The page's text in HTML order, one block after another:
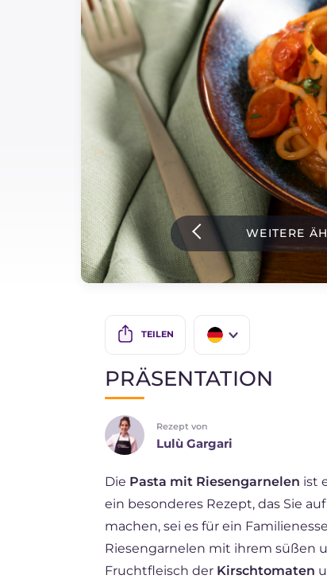
Kuchen und Backwaren
Instagram
YouTube
WEITERE
TEILEN
BR
NL
PRÄSENTATION
Rezept von
Lulù Gargari
Die Pasta mit Riesengarnelen ist
ein besonderes Rezept, das Sie
machen, sei es für ein
Riesengarnelen mit ihrem süßen
Fruchtfleisch der Kirschtomaten